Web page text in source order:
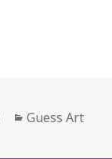
Categories
Guess Art